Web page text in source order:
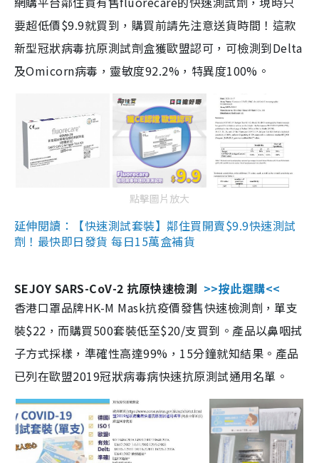
要超低價$9.9就買到，購買前請先注意送貨時間！這款
新型冠狀病毒抗原測試劑盒獲歐盟認可，可檢測到Delta
及Omicorn病毒，靈敏度92.2%，特異度100%。
點擊圖片放大
延伸閱讀：【快速測試套裝】鄰住買開賣$9.9快速測試
劑！最快即日發貨 每日15萬盒補貨
SEJOY SARS-CoV-2 抗原快速檢測 >>按此選購<<
香港口罩品牌HK-M Mask抗疫價發售快速檢測劑，單支
裝$22，而購買500套裝低至$20/支買到。產品以鼻咽拭
子方式採樣，準確性高達99%，15分鐘就知結果。產品
已列在歐盟2019冠狀病毒病快速抗原測試通用名單。